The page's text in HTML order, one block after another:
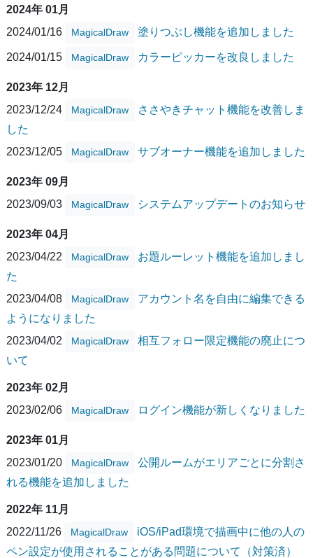
2024年 01月
2024/01/16
MagicalDraw 塗りつぶし機能を追加しました
2024/01/15 MagicalDraw カラーピッカーを改良しました
2023年 12月
2023/12/24
MagicalDraw
ささやきチャット機能を改善しま
した
2023/12/05
MagicalDraw サブオーナー機能を追加しました
2023年 09月
2023/09/03
MagicalDraw システムアップデートのお知らせ
2023年 04月
2023/04/22
MagicalDraw
お題ルーレット機能を追加しまし
た
2023/04/08
MagicalDraw
アカウント名を自由に編集できる
ようになりました
2023/04/02
MagicalDraw
相互フォロー限定機能の廃止につ
いて
2023年 02月
2023/02/06
MagicalDraw ログイン機能が新しくなりました
2023年 01月
2023/01/20
MagicalDraw
公開ルームがエリアごとに分割さ
れる機能を追加しました
2022年 11月
2022/11/26
MagicalDraw
iOS/iPad環境で描画中に他の人の
ペン設定が使用されることがある問題について（対策済）